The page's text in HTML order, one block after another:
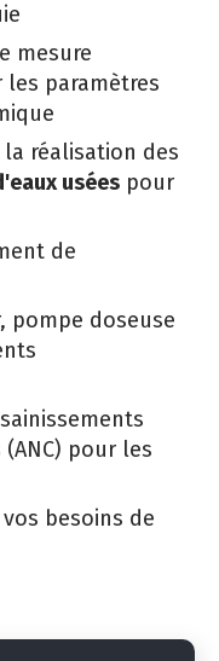
mesure
paramètres
réalisation des
usées pour
de
pompe doseuse
pour les
besoins de